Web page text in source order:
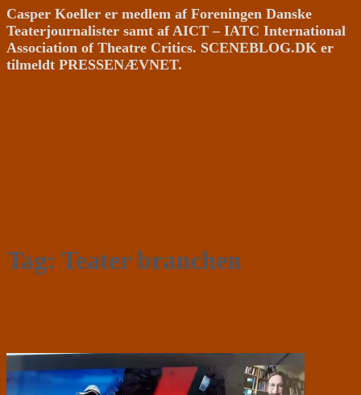
Casper Koeller er medlem af Foreningen Danske
Teaterjournalister samt af AICT – IATC International
Association of Theatre Critics. SCENEBLOG.DK er
tilmeldt PRESSENÆVNET.
Tag: Teater branchen